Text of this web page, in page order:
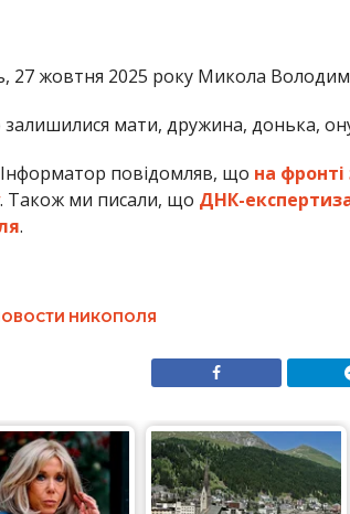
27 жовтня 2025 року Микола
мати, дружина, донька,
повідомляв, що на
. Також ми писали, що ДНК-
.
НИКОПОЛЯ